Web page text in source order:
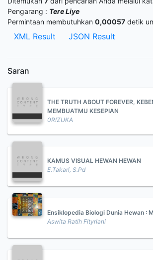
Pengarang : Tere Liye
Permintaan membutuhkan 0,00057 detik
XML Result JSON Result
Saran
THE TRUTH ABOUT FOREVER,
MEMBUATMU KESEPIAN
0RIZUKA
KAMUS VISUAL HEWAN HEWAN
E.Takari, S.Pd
Ensiklopedia Biologi Dunia Hewan :
Aswita Ratih Fityriani